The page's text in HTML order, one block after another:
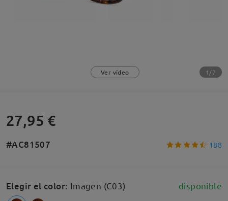
Ver vídeo 1/7
27,95 €
#AC81507 188
Elegir el color: Imagen (C03) disponible